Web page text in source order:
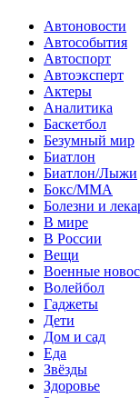
Автоновости
Автособытия
Автоспорт
Автоэксперт
Актеры
Аналитика
Баскетбол
Безумный мир
Биатлон
Биатлон/Лыжи
Бокс/MMA
Болезни и
В мире
В России
Вещи
Военные
Волейбол
Гаджеты
Дети
Дом и сад
Еда
Звёзды
Здоровье